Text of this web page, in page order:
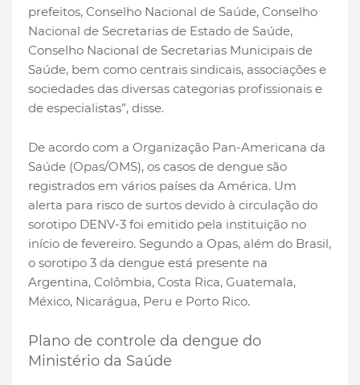
prefeitos, Conselho Nacional de Saúde, Conselho
Nacional de Secretarias de Estado de Saúde,
Conselho Nacional de Secretarias Municipais de
Saúde, bem como centrais sindicais, associações e
sociedades das diversas categorias profissionais e
de especialistas”, disse.
De acordo com a Organização Pan-Americana da
Saúde (Opas/OMS), os casos de dengue são
registrados em vários países da América. Um
alerta para risco de surtos devido à circulação do
sorotipo DENV-3 foi emitido pela instituição no
início de fevereiro. Segundo a Opas, além do Brasil,
o sorotipo 3 da dengue está presente na
Argentina, Colômbia, Costa Rica, Guatemala,
México, Nicarágua, Peru e Porto Rico.
Plano de controle da dengue do
Ministério da Saúde